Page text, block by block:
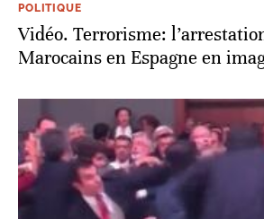
POLITIQUE
Vidéo. Terrorisme:
Marocains en Espagne en